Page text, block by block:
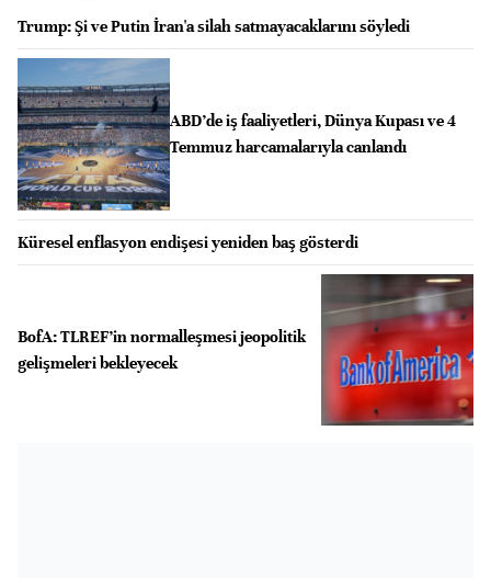
Trump: Şi ve Putin İran'a silah satmayacaklarını söyledi
ABD’de iş faaliyetleri, Dünya Kupası ve 4
Temmuz harcamalarıyla canlandı
Küresel enflasyon endişesi yeniden baş gösterdi
BofA: TLREF’in normalleşmesi jeopolitik
gelişmeleri bekleyecek